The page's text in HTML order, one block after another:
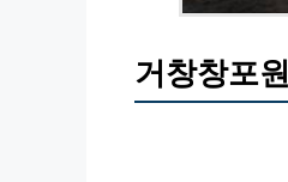
거창창포원